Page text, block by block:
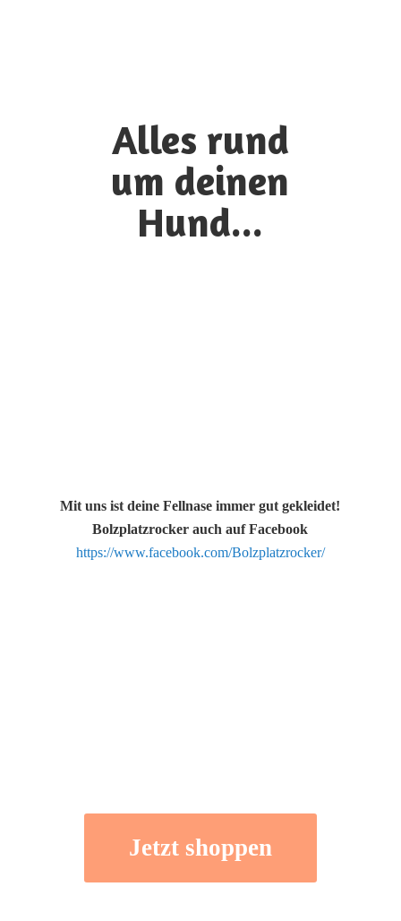
Alles rund
um deinen
Hund...
Mit uns ist deine Fellnase immer gut gekleidet!
Bolzplatzrocker auch auf Facebook
https://www.facebook.com/Bolzplatzrocker/
Jetzt shoppen